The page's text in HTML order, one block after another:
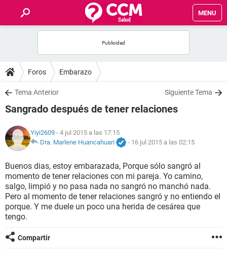
MENU
FOROS
SALUD
FAMILIA
NUTRICIÓN
BIENESTAR
SEXUALIDAD
GLOSARIO
Foros Embarazo
Tema Anterior Siguiente Tema
Sangrado después de tener relaciones
Yiyi2609 - 4 jul 2015 a las 17:15
Dra. Marlene Huancahuari
- 16 jul 2015 a las 02:15
Buenos dias, estoy embarazada, Porque sólo sangró al
momento de tener relaciones con mi pareja. Yo camino,
salgo, limpió y no pasa nada no sangró no manchó nada.
Pero al momento de tener relaciones sangró y no entiendo el
porque. Y me duele un poco una herida de cesárea que
tengo.
Compartir